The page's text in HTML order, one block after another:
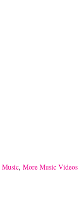
Music, More Music Videos